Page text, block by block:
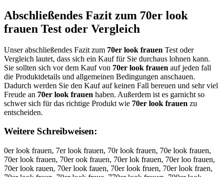
Abschließendes Fazit zum 70er look
frauen Test oder Vergleich
Unser abschließendes Fazit zum 70er look frauen Test oder
Vergleich lautet, dass sich ein Kauf für Sie durchaus lohnen kann.
Sie sollten sich vor dem Kauf von 70er look frauen auf jeden fall
die Produktdetails und allgemeinen Bedingungen anschauen.
Dadurch werden Sie den Kauf auf keinen Fall bereuen und sehr viel
Freude an 70er look frauen haben. Außerdem ist es garnicht so
schwer sich für das richtige Produkt wie 70er look frauen zu
entscheiden.
Weitere Schreibweisen:
0er look frauen, 7er look frauen, 70r look frauen, 70e look frauen,
70er look frauen, 70er ook frauen, 70er lok frauen, 70er loo frauen,
70er look rauen, 70er look fauen, 70er look fruen, 70er look fraen,